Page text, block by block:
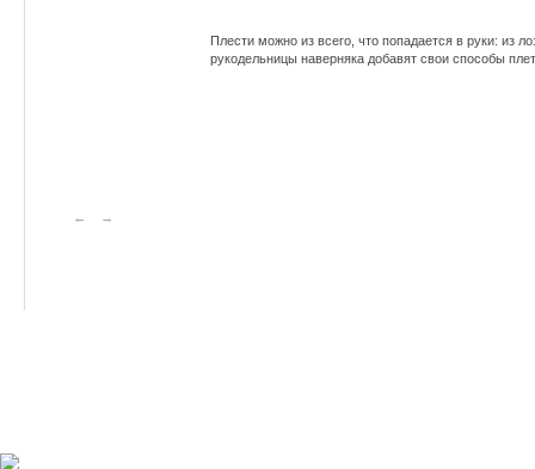
Плести можно из всего, что попадается в руки: из
рукодельницы наверняка добавят свои способы
← →